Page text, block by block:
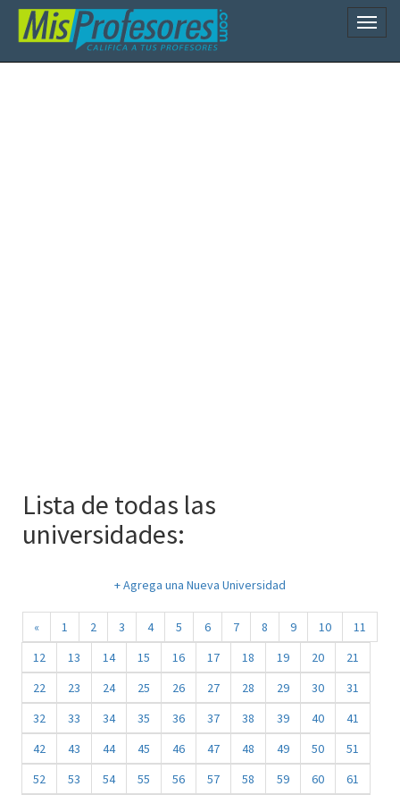
Lista de todas las
universidades:
+ Agrega una Nueva Universidad
« 1 2 3 4 5 6 7 8 9 10
11
12
13 14 15 16 17 18 19 20
21
22
23 24 25 26 27 28 29 30
31
32
33 34 35 36 37 38 39 40
41
42
43 44 45 46 47 48 49 50
51
52
53 54 55 56 57 58 59 60
61